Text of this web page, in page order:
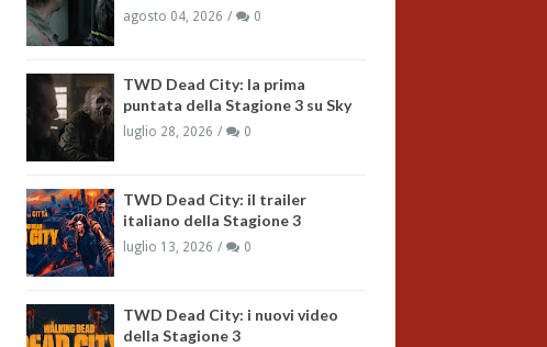
agosto 04, 2026 0
TWD Dead City: la prima
puntata della Stagione 3 su Sky
luglio 28, 2026 0
TWD Dead City: il trailer
italiano della Stagione 3
luglio 13, 2026 0
TWD Dead City: i nuovi video
della Stagione 3